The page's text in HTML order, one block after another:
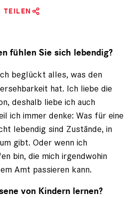
TEILEN
fühlen Sie sich lebendig?
beglückt alles, was den
hat. Ich liebe die
deshalb liebe ich auch
ich immer denke: Was für eine
lebendig sind Zustände, in
gibt. Oder wenn ich
bin, die mich irgendwohin
Amt passieren kann.
von Kindern lernen?